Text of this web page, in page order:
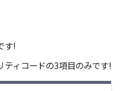
す!
ィコードの3項目のみです!